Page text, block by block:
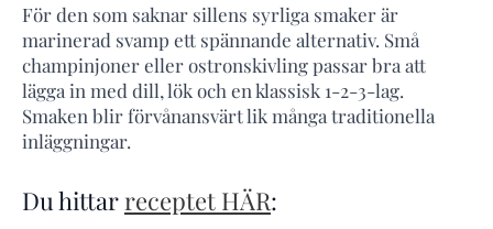
För den som saknar sillens syrliga smaker är
marinerad svamp ett spännande alternativ. Små
champinjoner eller ostronskivling passar bra att
lägga in med dill, lök och en klassisk 1-2-3-lag.
Smaken blir förvånansvärt lik många traditionella
inläggningar.
Du hittar receptet HÄR: